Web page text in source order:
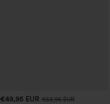
€49,95 EUR €53,95 EUR